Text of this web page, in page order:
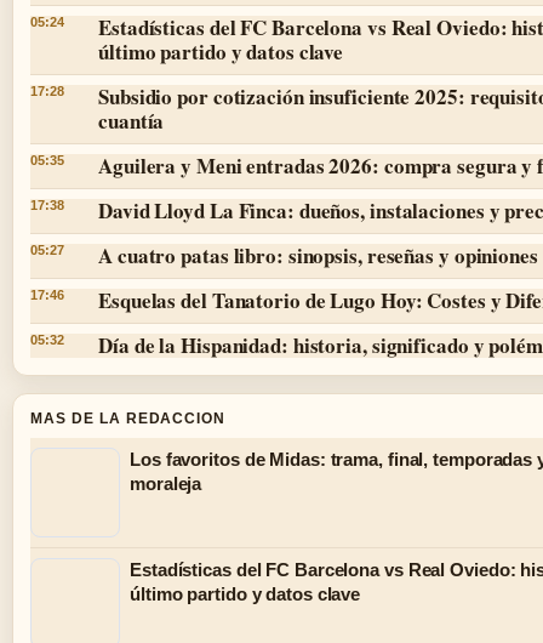
05:24
Estadísticas del FC Barcelona vs Real Oviedo:
último partido y datos clave
17:28
Subsidio por cotización insuficiente 2025:
cuantía
05:35 Aguilera y Meni entradas 2026: compra segura y
17:38 David Lloyd La Finca: dueños, instalaciones y
05:27 A cuatro patas libro: sinopsis, reseñas y opiniones
17:46 Esquelas del Tanatorio de Lugo Hoy: Costes y
05:32 Día de la Hispanidad: historia, significado y
MAS DE LA REDACCION
Los favoritos de Midas: trama, final, temporadas
moraleja
Estadísticas del FC Barcelona vs Real Oviedo:
último partido y datos clave